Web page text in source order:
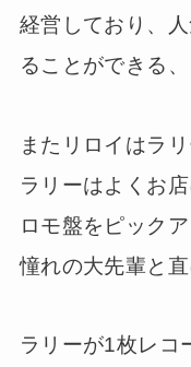
経営しており、
ることができる
またリロイはラ
ラリーはよくお
ロモ盤をピック
憧れの大先輩と
ラリーが1枚レコ